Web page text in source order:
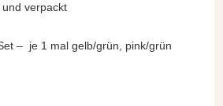
verpackt
– je 1 mal gelb/grün, pink/grün